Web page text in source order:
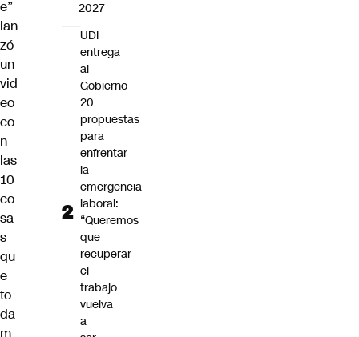
e”
lan
zó
un
vid
eo
co
n
las
10
co
sa
s
qu
e
to
da
m
2027
UDI
entrega
al
Gobierno
20
propuestas
para
enfrentar
la
emergencia
laboral:
“Queremos
que
recuperar
el
trabajo
vuelva
a